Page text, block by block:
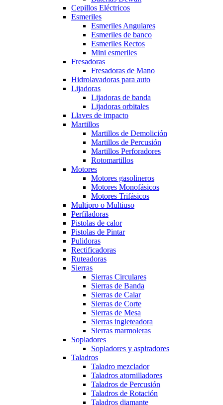
Cepillos Eléctricos
Esmeriles
Esmeriles Angulares
Esmeriles de banco
Esmeriles Rectos
Mini esmeriles
Fresadoras
Fresadoras de Mano
Hidrolavadoras para auto
Lijadoras
Lijadoras de banda
Lijadoras orbitales
Llaves de impacto
Martillos
Martillos de Demolición
Martillos de Percusión
Martillos Perforadores
Rotomartillos
Motores
Motores gasolineros
Motores Monofásicos
Motores Trifásicos
Multipro o Multiuso
Perfiladoras
Pistolas de calor
Pistolas de Pintar
Pulidoras
Rectificadoras
Ruteadoras
Sierras
Sierras Circulares
Sierras de Banda
Sierras de Calar
Sierras de Corte
Sierras de Mesa
Sierras ingleteadora
Sierras marmoleras
Sopladores
Sopladores y aspiradores
Taladros
Taladro mezclador
Taladros atornilladores
Taladros de Percusión
Taladros de Rotación
Taladros diamante